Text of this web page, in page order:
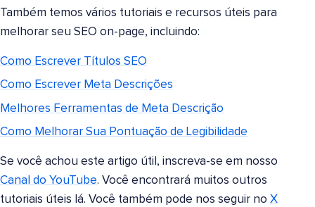
Também temos vários tutoriais e recursos úteis para
melhorar seu SEO on-page, incluindo:
Como Escrever Títulos SEO
Como Escrever Meta Descrições
Melhores Ferramentas de Meta Descrição
Como Melhorar Sua Pontuação de Legibilidade
Se você achou este artigo útil, inscreva-se em nosso
Canal do YouTube. Você encontrará muitos outros
tutoriais úteis lá. Você também pode nos seguir no X